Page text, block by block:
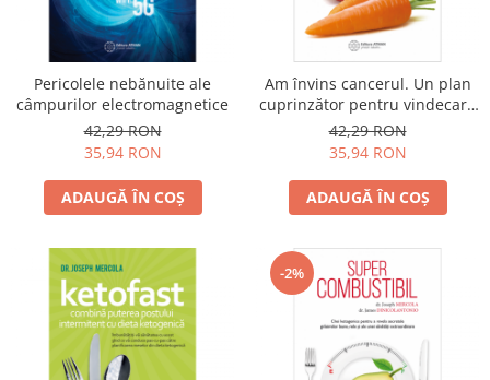
Vindecare
Povestiri
Relații de cuplu
Erotism
Psihologie practică
Sexualitate
Lumea îngerilor
Inspiraţie divină
Vindecare spirituală
Pericolele nebănuite ale
câmpurilor electromagnetice
42,29 RON
35,94 RON
ADAUGĂ ÎN COȘ
Am învins cancerul. Un plan
cuprinzător pentru vindecare
pe cale naturală
42,29 RON
35,94 RON
ADAUGĂ ÎN COȘ
-2%